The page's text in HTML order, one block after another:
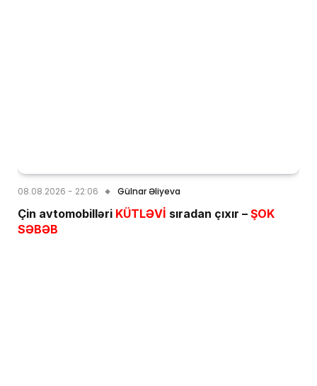
08.08.2026 - 22:06 Gülnar Əliyeva
Çin avtomobilləri KÜTLƏVİ sıradan çıxır – ŞOK
SƏBƏB